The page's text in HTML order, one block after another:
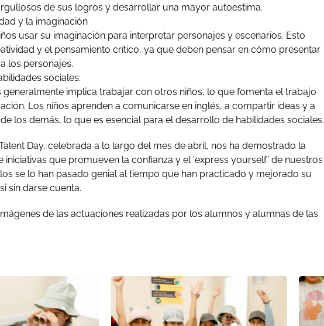
de sus logros y desarrollar una mayor autoestima.
y la imaginación
usar su imaginación para interpretar personajes y escenarios. Esto
y el pensamiento crítico, ya que deben pensar en cómo presentar
los personajes.
sociales:
generalmente implica trabajar con otros niños, lo que fomenta el trabajo
Los niños aprenden a comunicarse en inglés, a compartir ideas y a
los demás, lo que es esencial para el desarrollo de habilidades sociales.
Day, celebrada a lo largo del mes de abril, nos ha demostrado la
que promueven la confianza y el ‘express yourself’ de nuestros
se lo han pasado genial al tiempo que han practicado y mejorado su
sin darse cuenta.
de las actuaciones realizadas por los alumnos y alumnas de las